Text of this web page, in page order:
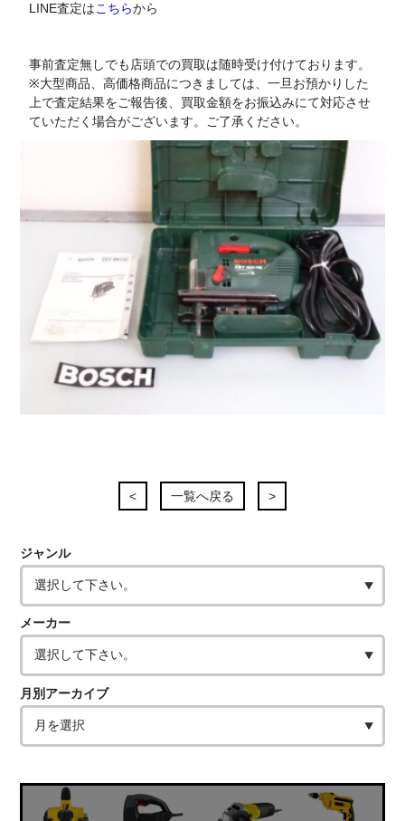
LINE査定はこちらから
事前査定無しでも店頭での買取は随時受け付けております。
※大型商品、高価格商品につきましては、一旦お預かりした
上で査定結果をご報告後、買取金額をお振込みにて対応させ
ていただく場合がございます。ご了承ください。
< 一覧へ戻る >
ジャンル
メーカー
月別アーカイブ